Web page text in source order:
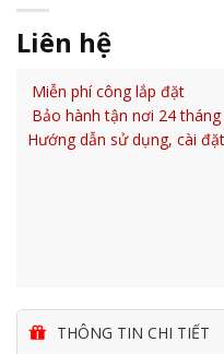
Liên hệ
Miễn phí công lắp đặt
Bảo hành tận nơi 24 tháng
Hướng dẫn sử dụng, cài
THÔNG TIN CHI TIẾT